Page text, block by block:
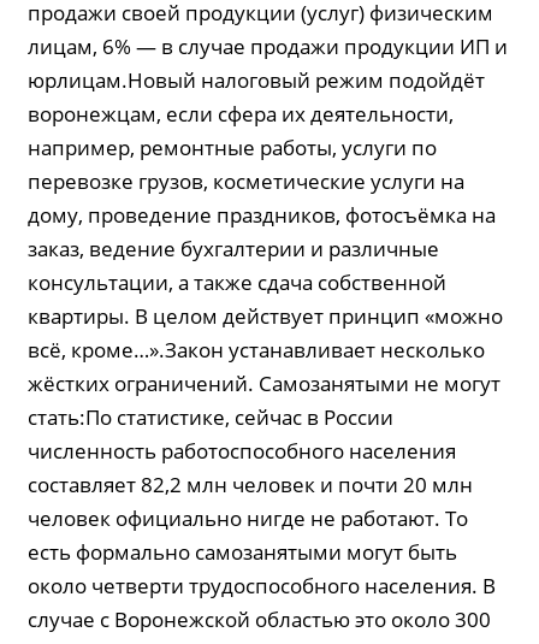
продажи своей продукции (услуг) физическим
лицам, 6% — в случае продажи продукции ИП и
юрлицам.Новый налоговый режим подойдёт
воронежцам, если сфера их деятельности,
например, ремонтные работы, услуги по
перевозке грузов, косметические услуги на
дому, проведение праздников, фотосъёмка на
заказ, ведение бухгалтерии и различные
консультации, а также сдача собственной
квартиры. В целом действует принцип «можно
всё, кроме…».Закон устанавливает несколько
жёстких ограничений. Самозанятыми не могут
стать:По статистике, сейчас в России
численность работоспособного населения
составляет 82,2 млн человек и почти 20 млн
человек официально нигде не работают. То
есть формально самозанятыми могут быть
около четверти трудоспособного населения. В
случае с Воронежской областью это около 300